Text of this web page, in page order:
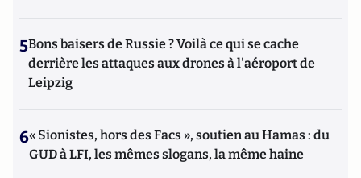
5Bons baisers de Russie ? Voilà ce qui se cache
derrière les attaques aux drones à l'aéroport de
Leipzig
6« Sionistes, hors des Facs », soutien au Hamas : du
GUD à LFI, les mêmes slogans, la même haine